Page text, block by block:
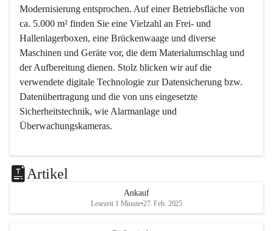
Modernisierung entsprochen. Auf einer Betriebsfläche von
ca. 5.000 m² finden Sie eine Vielzahl an Frei- und
Hallenlagerboxen, eine Brückenwaage und diverse
Maschinen und Geräte vor, die dem Materialumschlag und
der Aufbereitung dienen. Stolz blicken wir auf die
verwendete digitale Technologie zur Datensicherung bzw.
Datenübertragung und die von uns eingesetzte
Sicherheitstechnik, wie Alarmanlage und
Überwachungskameras.
Der Betriebsstandort in
Übersbach, dessen
Artikel
Ankauf
Lesezeit 1 Minute•27. Feb. 2025